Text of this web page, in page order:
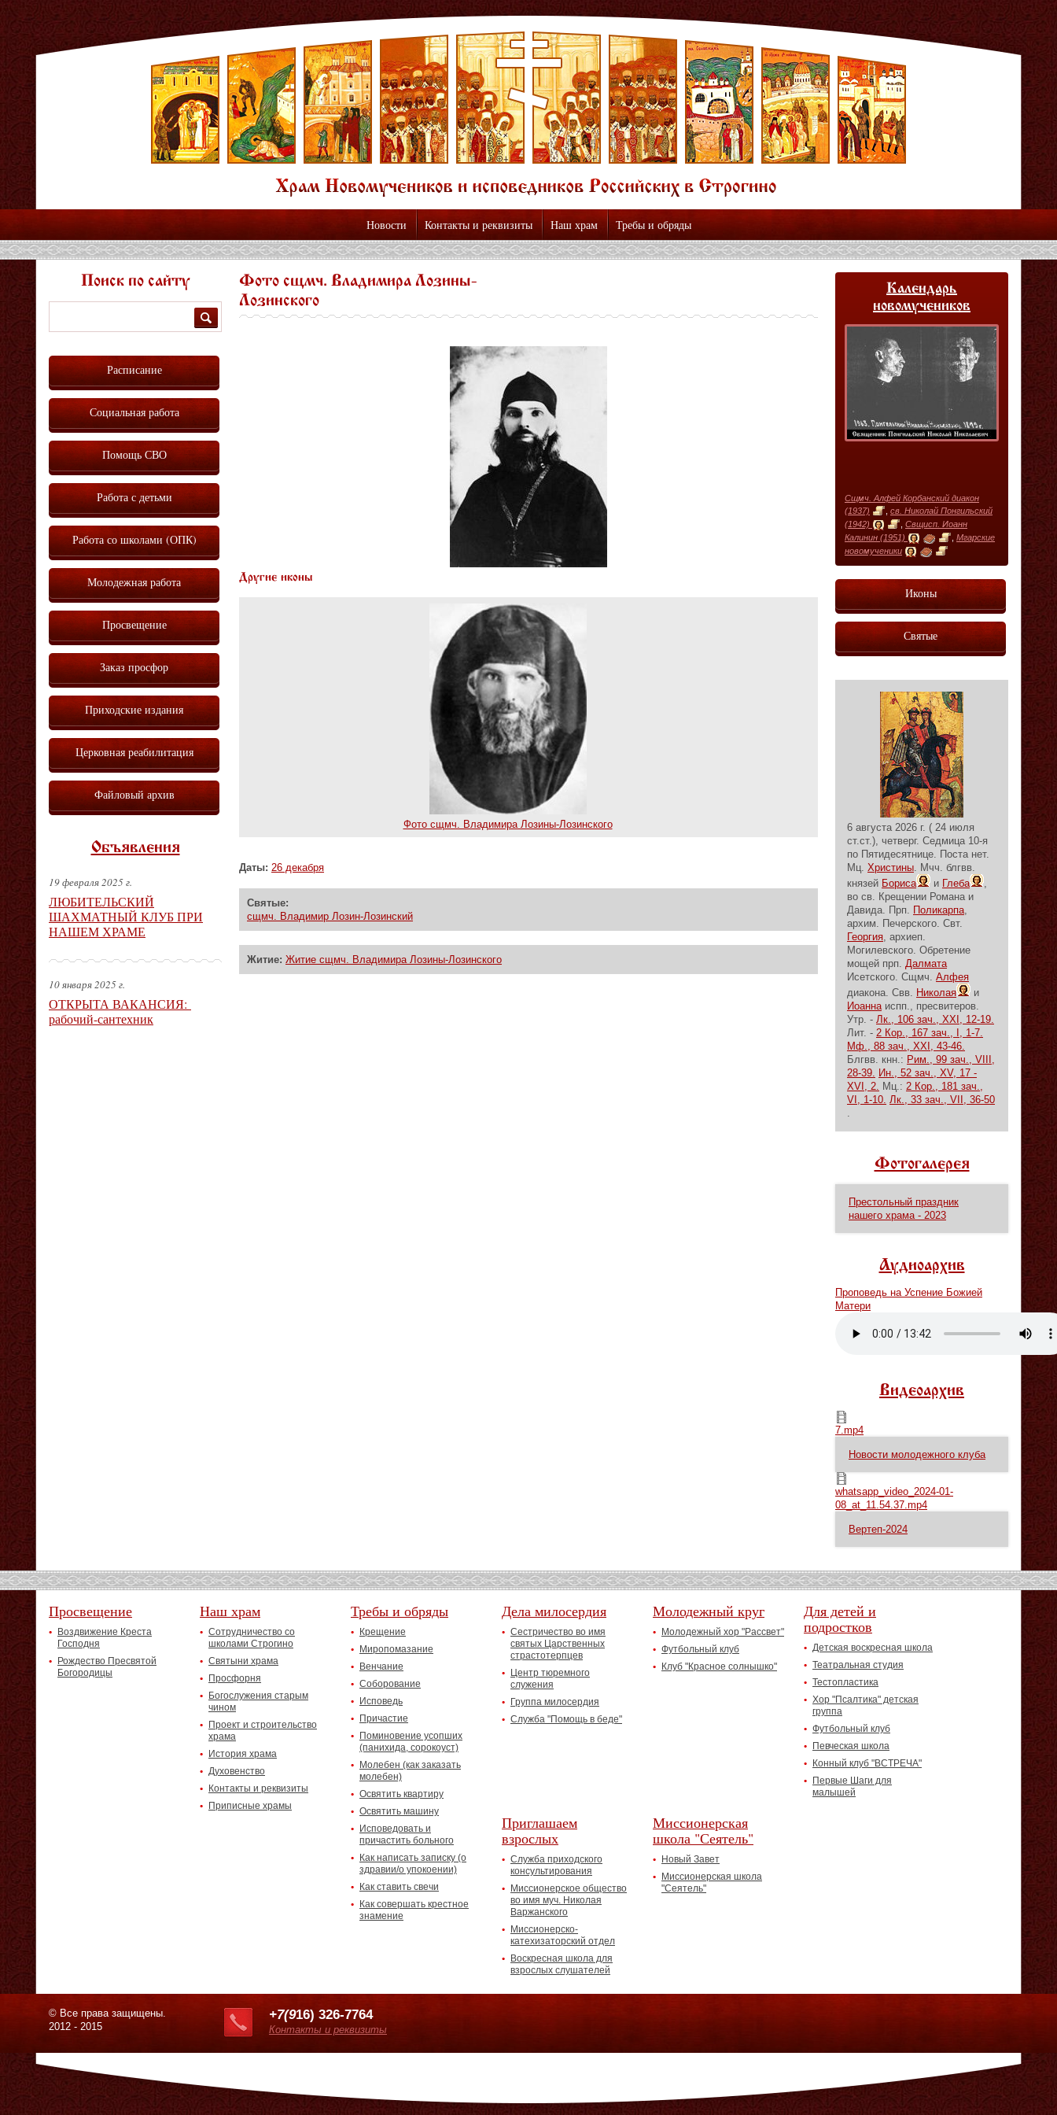
Новости Контакты и реквизиты Наш храм Требы и обряды
Фото сщмч. Владимира Лозины-
Лозинского
Другие иконы
Фото сщмч. Владимира Лозины-Лозинского
Даты: 26 декабря
Святые:
сщмч. Владимир Лозин-Лозинский
Житие: Житие сщмч. Владимира Лозины-Лозинского
Поиск по сайту
Расписание
Социальная работа
Помощь СВО
Работа с детьми
Работа со школами (ОПК)
Молодежная работа
Просвещение
Заказ просфор
Приходские издания
Церковная реабилитация
Файловый архив
Объявления
19 февраля 2025 г.
ЛЮБИТЕЛЬСКИЙ
ШАХМАТНЫЙ КЛУБ ПРИ
НАШЕМ ХРАМЕ
10 января 2025 г.
ОТКРЫТА ВАКАНСИЯ:
рабочий-сантехник
Календарь
новомучеников
Сщмч. Алфей Корбанский диакон
(1937)
св. Николай Понгильский
(1942)
Свщисп. Иоанн
Калинин (1951)
Мгарские
новомученики
Иконы
Святые
6 августа 2026 г. ( 24 июля
ст.ст.), четверг. Седмица 10-я
по Пятидесятнице. Поста нет.
Мц. Христины. Мчч. блгвв.
князей Бориса и Глеба
,
во св. Крещении Романа и
Давида. Прп. Поликарпа,
архим. Печерского. Свт.
Георгия, архиеп.
Могилевского. Обретение
мощей прп. Далмата
Исетского. Сщмч. Алфея
диакона. Свв. Николая
и
Иоаннаиспп., пресвитеров.
Утр. - Лк., 106 зач., XXI, 12-19.
Лит. - 2 Кор., 167 зач., I, 1-7.
Мф., 88 зач., XXI, 43-46.
Блгвв. кнн.: Рим., 99 зач., VIII,
28-39. Ин., 52 зач., XV, 17 -
XVI, 2. Мц.: 2 Кор., 181 зач.,
VI, 1-10. Лк., 33 зач., VII, 36-50
.
Фотогалерея
Престольный праздник
нашего храма - 2023
Аудиоархив
Проповедь на Успение Божией
Матери
Видеоархив
7.mp4
7.mp4
Новости молодежного клуба
whatsapp_video_2024-01-08_at_11.54.37.mp4
whatsapp_video_2024-01-
08_at_11.54.37.mp4
Вертеп-2024
Просвещение
Воздвижение Креста
Господня
Рождество Пресвятой
Богородицы
Наш храм
Сотрудничество со
школами Строгино
Святыни храма
Просфорня
Богослужения старым
чином
Проект и строительство
храма
История храма
Духовенство
Контакты и реквизиты
Приписные храмы
Требы и обряды
Крещение
Миропомазание
Венчание
Соборование
Исповедь
Причастие
Поминовение усопших
(панихида, сорокоуст)
Молебен (как заказать
молебен)
Освятить квартиру
Освятить машину
Исповедовать и
причастить больного
Как написать записку (о
здравии/о упокоении)
Как ставить свечи
Как совершать крестное
знамение
Дела милосердия
Сестричество во имя
святых Царственных
страстотерпцев
Центр тюремного
служения
Группа милосердия
Служба "Помощь в беде"
Молодежный круг
Молодежный хор "Рассвет"
Футбольный клуб
Клуб "Красное солнышко"
Для детей и
подростков
Детская воскресная школа
Театральная студия
Тестопластика
Хор "Псалтика" детская
группа
Футбольный клуб
Певческая школа
Конный клуб "ВСТРЕЧА"
Первые Шаги для
малышей
Приглашаем
взрослых
Служба приходского
консультирования
Миссионерское общество
во имя муч. Николая
Варжанского
Миссионерско-
катехизаторский отдел
Воскресная школа для
взрослых слушателей
Миссионерская
школа "Сеятель"
Новый Завет
Миссионерская школа
"Сеятель"
© Все права защищены.
2012 - 2015
+7(916) 326-7764
Контакты и реквизиты